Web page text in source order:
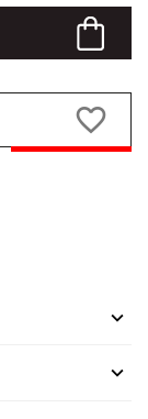
favorite_border